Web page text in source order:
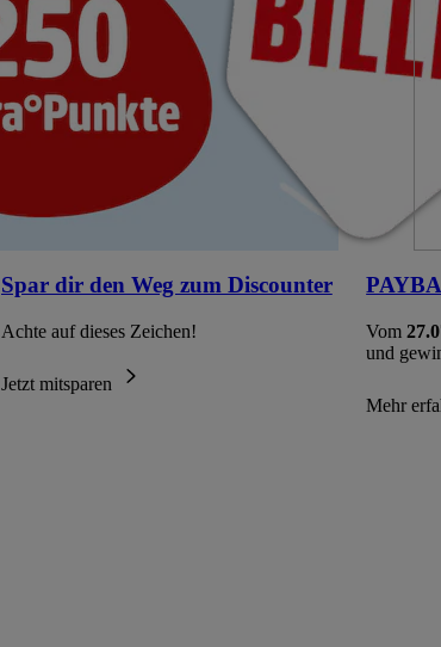
Spar dir den Weg zum Discounter
Achte auf dieses Zeichen!
Jetzt mitsparen
Vom
und
Mehr